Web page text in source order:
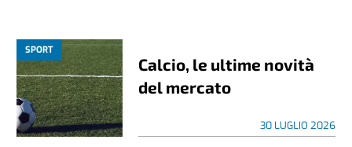
SPORT
Calcio, le ultime novità
del mercato
30 LUGLIO 2026